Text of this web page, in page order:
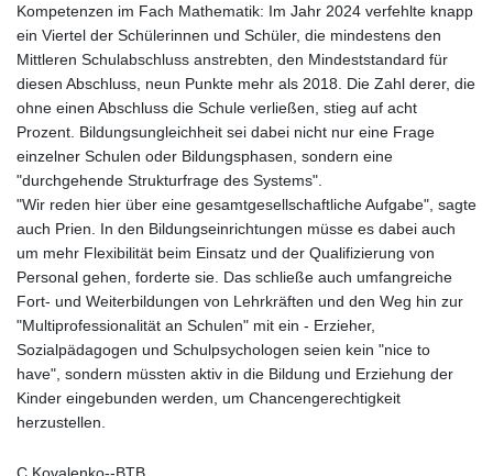
Kompetenzen im Fach Mathematik: Im Jahr 2024 verfehlte knapp
ein Viertel der Schülerinnen und Schüler, die mindestens den
Mittleren Schulabschluss anstrebten, den Mindeststandard für
diesen Abschluss, neun Punkte mehr als 2018. Die Zahl derer, die
ohne einen Abschluss die Schule verließen, stieg auf acht
Prozent. Bildungsungleichheit sei dabei nicht nur eine Frage
einzelner Schulen oder Bildungsphasen, sondern eine
"durchgehende Strukturfrage des Systems".
"Wir reden hier über eine gesamtgesellschaftliche Aufgabe", sagte
auch Prien. In den Bildungseinrichtungen müsse es dabei auch
um mehr Flexibilität beim Einsatz und der Qualifizierung von
Personal gehen, forderte sie. Das schließe auch umfangreiche
Fort- und Weiterbildungen von Lehrkräften und den Weg hin zur
"Multiprofessionalität an Schulen" mit ein - Erzieher,
Sozialpädagogen und Schulpsychologen seien kein "nice to
have", sondern müssten aktiv in die Bildung und Erziehung der
Kinder eingebunden werden, um Chancengerechtigkeit
herzustellen.